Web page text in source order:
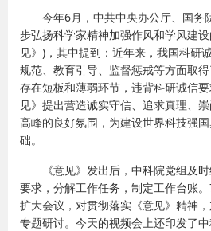
今年6月，中共中央办公厅、国务
步弘扬科学家精神加强作风和学风建
见》)，其中提到：近年来，我国科研
规范、教育引导、监督惩戒等方面取
存在短板和薄弱环节，违背科研诚信
见》提出营造诚实守信、追求真理、
高峰的良好氛围，为建设世界科技强
础。
《意见》发出后，中科院党组及
要求，分解工作任务，制定工作台账
扩大会议，对贯彻落实《意见》精神
专题研讨。今天的视频会上还印发了